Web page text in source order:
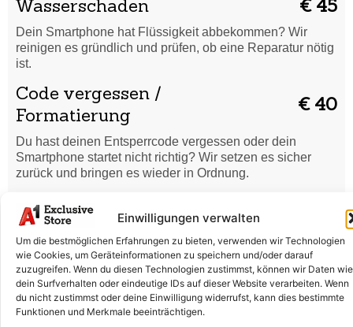
Einwilligungen verwalten
Um die bestmöglichen Erfahrungen zu bieten, verwenden wir Technologien
wie Cookies, um Geräteinformationen zu speichern und/oder darauf
zuzugreifen. Wenn du diesen Technologien zustimmst, können wir Daten wie
dein Surfverhalten oder eindeutige IDs auf dieser Website verarbeiten. Wenn
du nicht zustimmst oder deine Einwilligung widerrufst, kann dies bestimmte
Funktionen und Merkmale beeinträchtigen.
Wasserschaden € 45
Dein Smartphone hat Flüssigkeit abbekommen? Wir
reinigen es gründlich und prüfen, ob eine Reparatur nötig
ist.
Code vergessen /
Formatierung
€ 40
Du hast deinen Entsperrcode vergessen oder dein
Smartphone startet nicht richtig? Wir setzen es sicher
zurück und bringen es wieder in Ordnung.
Displaytausch (Glas + LCD +
Rahmen)
Risse, Kratzer oder ein defektes Display? Wir tauschen
Glas und LCD professionell aus, damit dein Smartphone
wieder wie neu aussieht.
Batterieaustausch